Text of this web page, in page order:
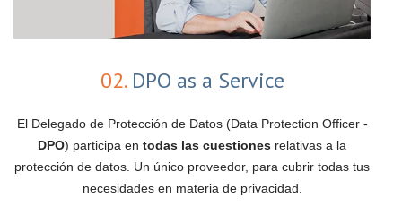
02.DPO as a Service
El Delegado de Protección de Datos (Data Protection Officer -
DPO) participa en todas las cuestiones relativas a la
protección de datos. Un único proveedor, para cubrir todas tus
necesidades en materia de privacidad.